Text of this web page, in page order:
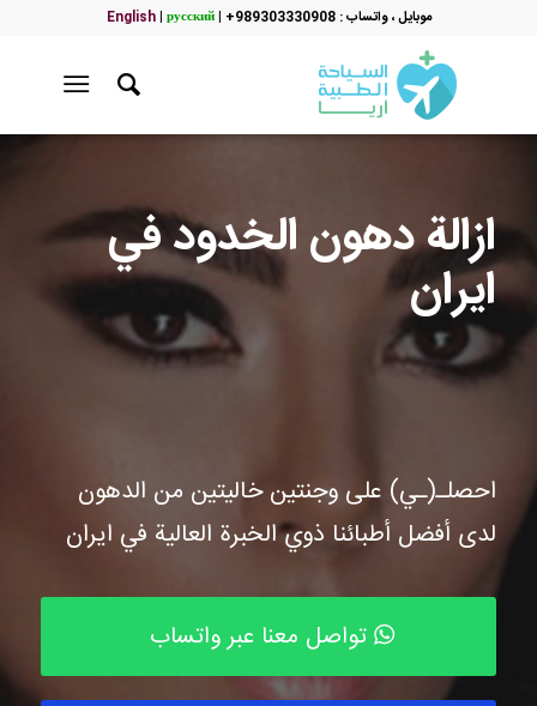
موبایل ، واتساب : 989303330908+ |
English| русский
ازالة دهون الخدود في
ايران
احصلـ(ـي) على وجنتين خاليتين من الدهون
لدى أفضل أطبائنا ذوي الخبرة العالية في ايران
تواصل معنا عبر واتساب